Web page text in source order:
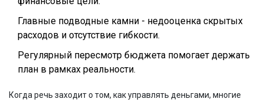
Главные подводные камни - недооценка скрытых
расходов и отсутствие гибкости.
Регулярный пересмотр бюджета помогает держать
план в рамках реальности.
Когда речь заходит о том, как управлять деньгами, многие